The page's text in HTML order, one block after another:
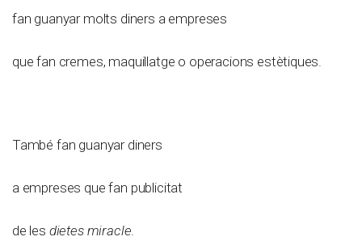
fan guanyar molts diners a empreses
que fan cremes, maquillatge o operacions estètiques.
També fan guanyar diners
a empreses que fan publicitat
de les dietes miracle